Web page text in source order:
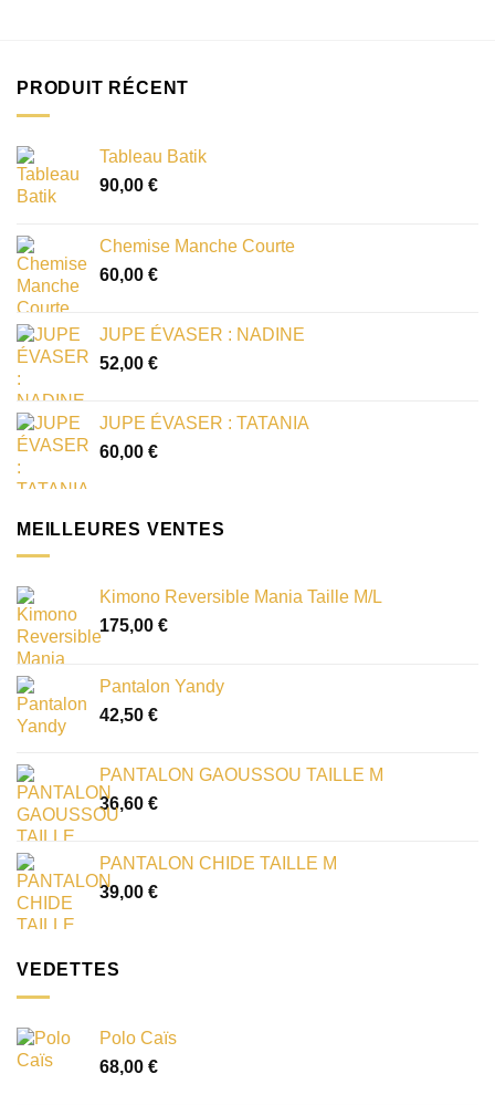
PRODUIT RÉCENT
Tableau Batik
90,00 €
Chemise Manche Courte
60,00 €
JUPE ÉVASER : NADINE
52,00 €
JUPE ÉVASER : TATANIA
60,00 €
MEILLEURES VENTES
Kimono Reversible Mania Taille M/L
175,00 €
Pantalon Yandy
42,50 €
PANTALON GAOUSSOU TAILLE M
36,60 €
PANTALON CHIDE TAILLE M
39,00 €
VEDETTES
Polo Caïs
68,00 €